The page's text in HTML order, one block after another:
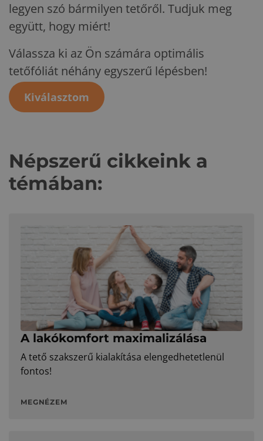
legyen szó bármilyen tetőről. Tudjuk meg
együtt, hogy miért!
Válassza ki az Ön számára optimális
tetőfóliát néhány egyszerű lépésben!
Kiválasztom
Népszerű cikkeink a
témában:
A lakókomfort maximalizálása
A tető szakszerű kialakítása elengedhetetlenül
fontos!
MEGNÉZEM